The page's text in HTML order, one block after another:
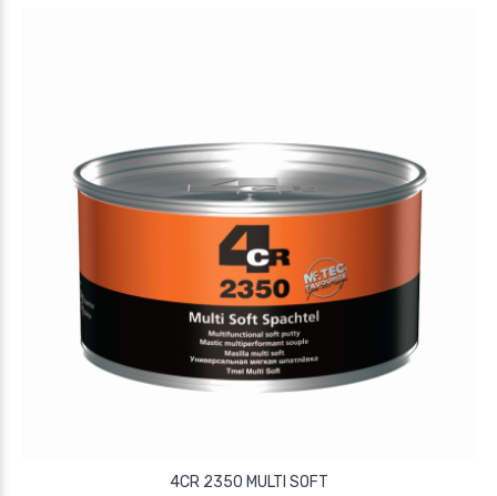
4CR 2350 MULTI SOFT